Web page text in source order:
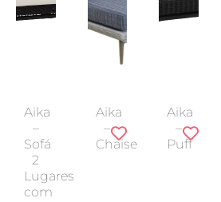
Aika
–
Sofá
2
Lugares
com
Aika
–
Chaise
Aika
–
Puff